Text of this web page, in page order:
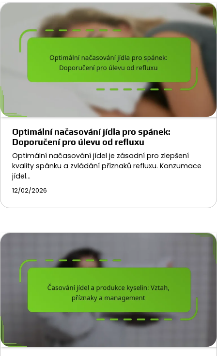
Optimální načasování jídla pro spánek:
Doporučení pro úlevu od refluxu
Optimální načasování jídel je zásadní pro zlepšení
kvality spánku a zvládání příznaků refluxu. Konzumace
jídel…
12/02/2026